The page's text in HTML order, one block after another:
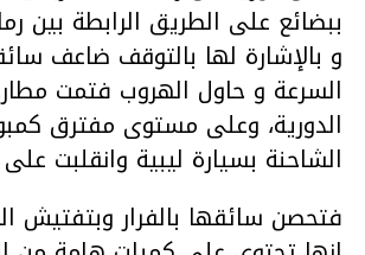
ببضائع على الطريق الرابطة بين
و بالإشارة لها بالتوقف ضاعف
السرعة و حاول الهروب فتمت
الدورية، وعلى مستوى مفترق
الشاحنة بسيارة ليبية وانقلبت
فتحصن سائقها بالفرار وبتفتيش